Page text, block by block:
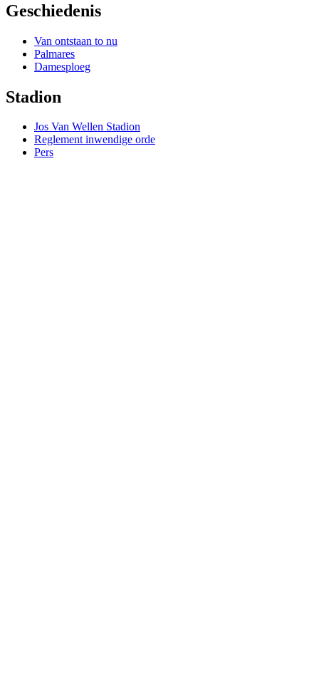
Geschiedenis
Main
Menu
Van ontstaan to nu
Palmares
Damesploeg
Stadion
Main
Menu
Jos Van Wellen Stadion
Reglement inwendige orde
Pers